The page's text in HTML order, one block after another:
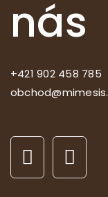
nás
+421 902 458 785